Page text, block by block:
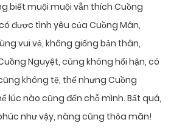
biết muội muội vẫn thích Cuồng
được tình yêu của Cuồng Mân,
vui vẻ, không giống bản thân,
Nguyệt, cũng không hối hận, có
không tệ, thế nhưng Cuồng
lúc nào cũng đến chỗ mình. Bất quá,
như vậy, nàng cũng thỏa mãn!